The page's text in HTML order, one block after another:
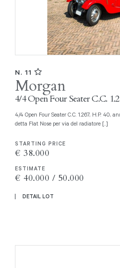
N. 11
Morgan
4/4 Open Four Seater C.C. 1.2
4/4 Open Four Seater C.C. 1.267, H.P. 40, anno di produzione: 1947. Versione
detta Flat Nose per via del radiatore [..]
STARTING PRICE
€ 38.000
ESTIMATE
€ 40.000 / 50.000
DETAIL LOT